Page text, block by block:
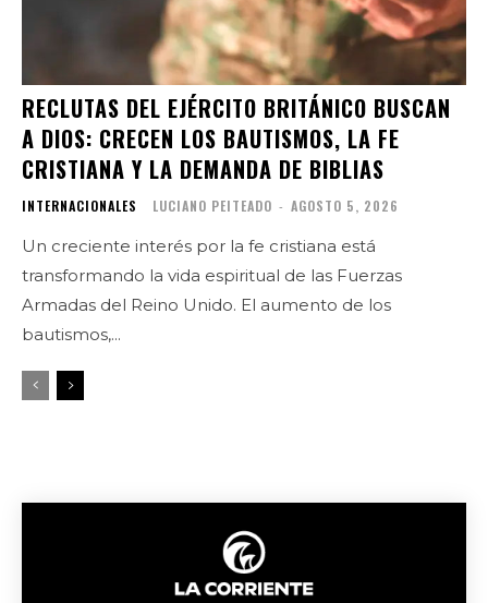
RECLUTAS DEL EJÉRCITO BRITÁNICO BUSCAN
A DIOS: CRECEN LOS BAUTISMOS, LA FE
CRISTIANA Y LA DEMANDA DE BIBLIAS
INTERNACIONALES LUCIANO PEITEADO - AGOSTO 5, 2026
Un creciente interés por la fe cristiana está
transformando la vida espiritual de las Fuerzas
Armadas del Reino Unido. El aumento de los
bautismos,...